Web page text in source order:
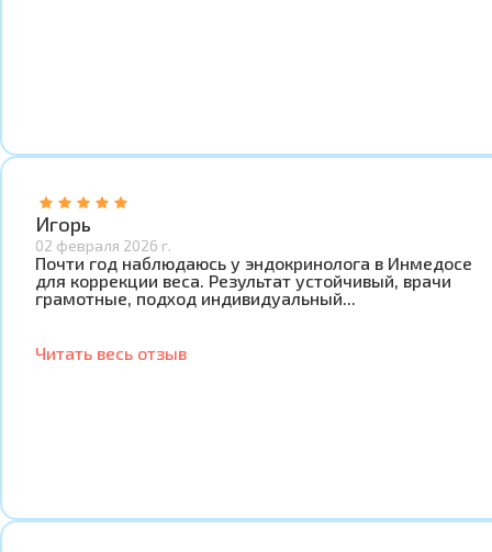
Игорь
02 февраля 2026 г.
Почти год наблюдаюсь у эндокринолога в Инмедосе
для коррекции веса. Результат устойчивый, врачи
грамотные, подход индивидуальный...
Читать весь отзыв